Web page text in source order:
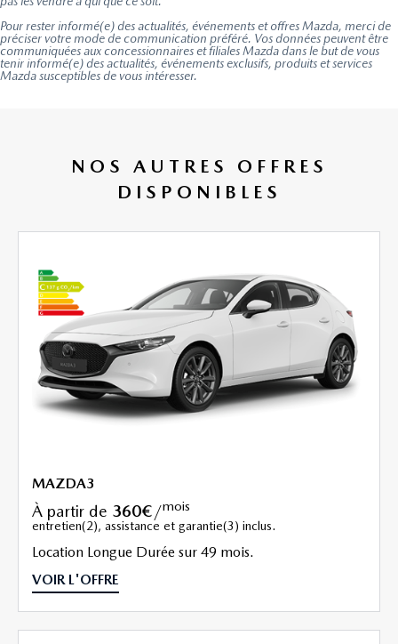
Pour rester informé(e) des actualités, événements et offres Mazda, merci de
préciser votre mode de communication préféré. Vos données peuvent être
communiquées aux concessionnaires et filiales Mazda dans le but de vous
tenir informé(e) des actualités, événements exclusifs, produits et services
Mazda susceptibles de vous intéresser.
NOS AUTRES OFFRES
DISPONIBLES
MAZDA3
à partir de 360€/mois
entretien(2), assistance et garantie(3) inclus.
Location Longue Durée sur 49 mois.
VOIR L'OFFRE